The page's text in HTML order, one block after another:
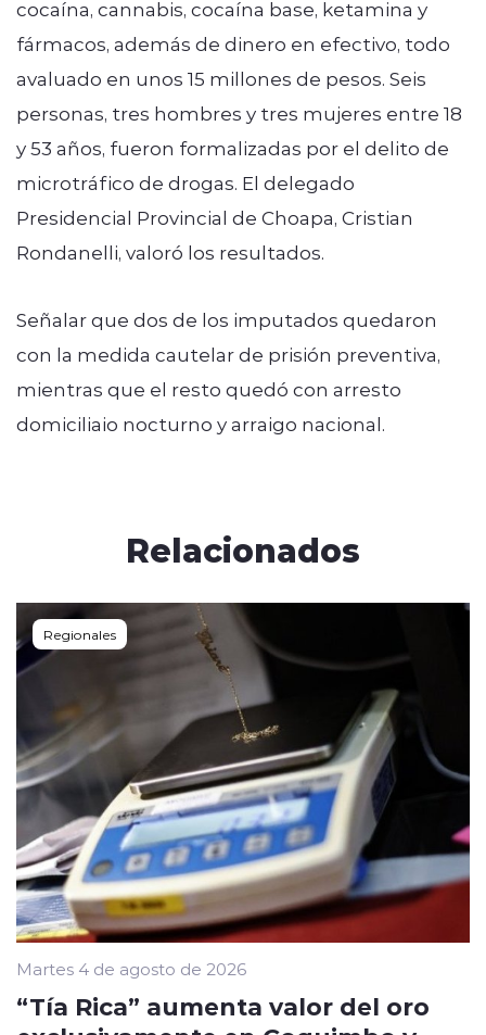
cocaína, cannabis, cocaína base, ketamina y
fármacos, además de dinero en efectivo, todo
avaluado en unos 15 millones de pesos. Seis
personas, tres hombres y tres mujeres entre 18
y 53 años, fueron formalizadas por el delito de
microtráfico de drogas. El delegado
Presidencial Provincial de Choapa, Cristian
Rondanelli, valoró los resultados.
Señalar que dos de los imputados quedaron
con la medida cautelar de prisión preventiva,
mientras que el resto quedó con arresto
domiciliaio nocturno y arraigo nacional.
Relacionados
Regionales
Martes 4 de agosto de 2026
“Tía Rica” aumenta valor del oro